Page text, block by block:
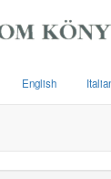
English